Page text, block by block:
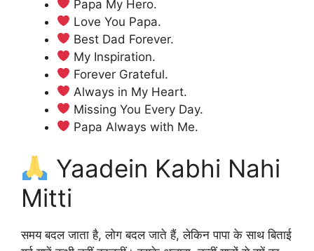
Papa My Hero.
Love You Papa.
Best Dad Forever.
My Inspiration.
Forever Grateful.
Always in My Heart.
Missing You Every Day.
Papa Always with Me.
Yaadein Kabhi Nahi
Mitti
समय बदल जाता है, लोग बदल जाते हैं, लेकिन पापा के साथ बिताई